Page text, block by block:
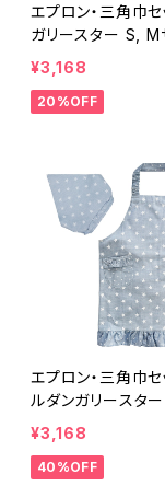
エプロン・三角巾セ
ガリースター S, M
¥3,168
20%OFF
エプロン・三角巾セ
ルダンガリースタ
イズ
¥3,168
40%OFF